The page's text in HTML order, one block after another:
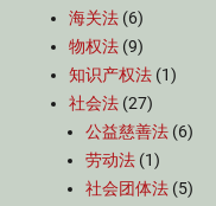
海关法 (6)
物权法 (9)
知识产权法 (1)
社会法 (27)
公益慈善法 (6)
劳动法 (1)
社会团体法 (5)